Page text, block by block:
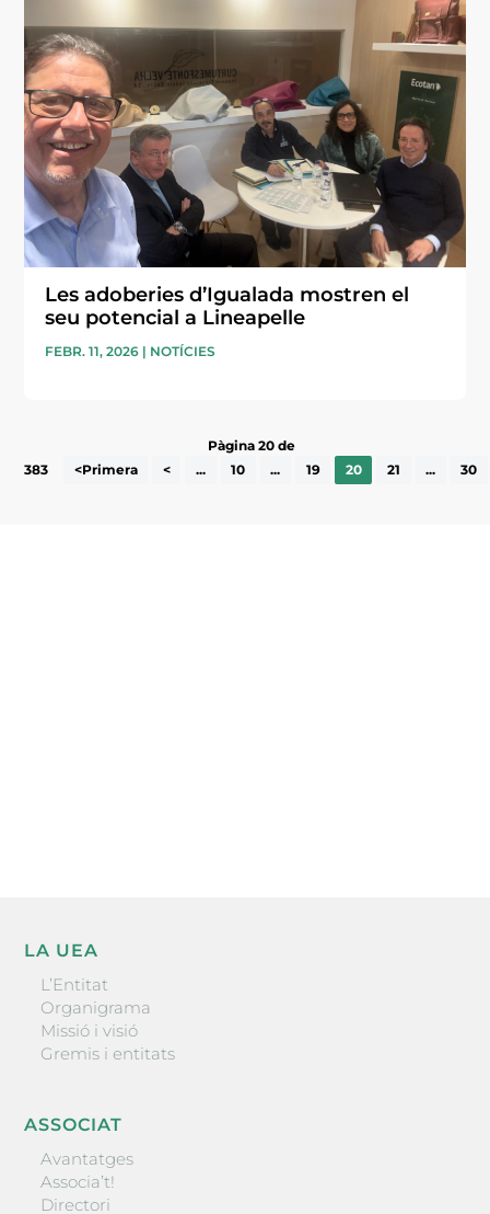
Les adoberies d’Igualada mostren el
seu potencial a Lineapelle
FEBR. 11, 2026 | NOTÍCIES
Pàgina 20 de
383
<Primera < ... 10 ... 19 20 21 ... 30
LA UEA
L’Entitat
Organigrama
Missió i visió
Gremis i entitats
ASSOCIAT
Avantatges
Associa’t!
Directori